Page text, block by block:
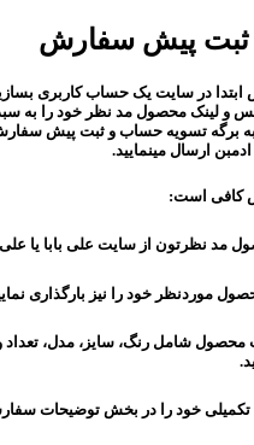
در سایت یک حساب کاربری
و لینک محصول مد نظر خود را به
برگه تسویه حساب و ثبت پیش
ارسال مینمایید.
کافی است:
مد نظرتون از سایت علی بابا یا
موردنظر خود را نیز بارگذاری
شامل رنگ، سایز، مدل، تعداد و
خود را در بخش توضیحات